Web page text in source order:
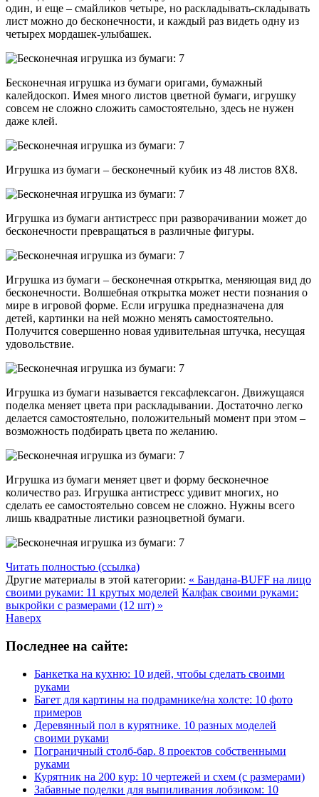
один, и еще – смайликов четыре, но раскладывать-складывать
лист можно до бесконечности, и каждый раз видеть одну из
четырех мордашек-улыбашек.
Бесконечная игрушка из бумаги оригами, бумажный
калейдоскоп. Имея много листов цветной бумаги, игрушку
совсем не сложно сложить самостоятельно, здесь не нужен
даже клей.
Игрушка из бумаги – бесконечный кубик из 48 листов 8Х8.
Игрушка из бумаги антистресс при разворачивании может до
бесконечности превращаться в различные фигуры.
Игрушка из бумаги – бесконечная открытка, меняющая вид до
бесконечности. Волшебная открытка может нести познания о
мире в игровой форме. Если игрушка предназначена для
детей, картинки на ней можно менять самостоятельно.
Получится совершенно новая удивительная штучка, несущая
удовольствие.
Игрушка из бумаги называется гексафлексагон. Движущаяся
поделка меняет цвета при раскладывании. Достаточно легко
делается самостоятельно, положительный момент при этом –
возможность подбирать цвета по желанию.
Игрушка из бумаги меняет цвет и форму бесконечное
количество раз. Игрушка антистресс удивит многих, но
сделать ее самостоятельно совсем не сложно. Нужны всего
лишь квадратные листики разноцветной бумаги.
Читать полностью (ссылка)
Другие материалы в этой категории: « Бандана-BUFF на лицо
своими руками: 11 крутых моделей Калфак своими руками:
выкройки с размерами (12 шт) »
Наверх
Последнее на сайте:
Банкетка на кухню: 10 идей, чтобы сделать своими
руками
Багет для картины на подрамнике/на холсте: 10 фото
примеров
Деревянный пол в курятнике. 10 разных моделей
своими руками
Пограничный столб-бар. 8 проектов собственными
руками
Курятник на 200 кур: 10 чертежей и схем (с размерами)
Забавные поделки для выпиливания лобзиком: 10